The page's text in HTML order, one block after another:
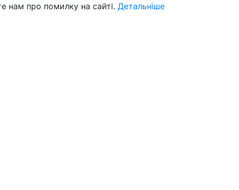
нам про помилку на сайті. Детальніше